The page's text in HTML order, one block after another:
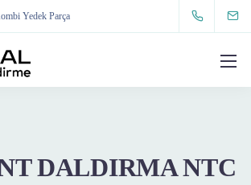
Yedek Parça
DALDIRMA NTC